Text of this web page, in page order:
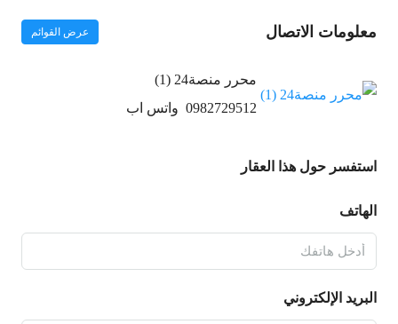
معلومات الاتصال عرض القوائم
محرر منصة24 (1)
0982729512 واتس اب
استفسر حول هذا العقار
الهاتف
البريد الإلكتروني